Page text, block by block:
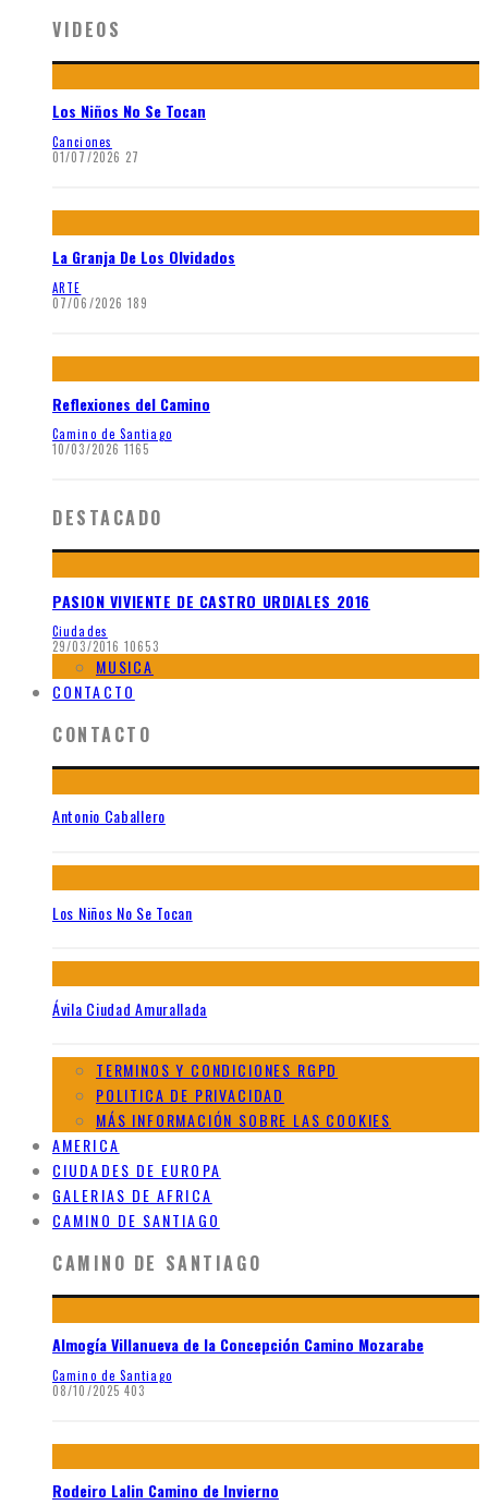
VIDEOS
Los Niños No Se Tocan
Canciones
01/07/2026 27
La Granja De Los Olvidados
ARTE
07/06/2026 189
Reflexiones del Camino
Camino de Santiago
10/03/2026 1165
DESTACADO
PASION VIVIENTE DE CASTRO URDIALES 2016
Ciudades
29/03/2016 10653
MUSICA
CONTACTO
CONTACTO
Antonio Caballero
Los Niños No Se Tocan
Ávila Ciudad Amurallada
TERMINOS Y CONDICIONES RGPD
POLITICA DE PRIVACIDAD
MÁS INFORMACIÓN SOBRE LAS COOKIES
AMERICA
CIUDADES DE EUROPA
GALERIAS DE AFRICA
CAMINO DE SANTIAGO
CAMINO DE SANTIAGO
Almogía Villanueva de la Concepción Camino Mozarabe
Camino de Santiago
08/10/2025 403
Rodeiro Lalin Camino de Invierno